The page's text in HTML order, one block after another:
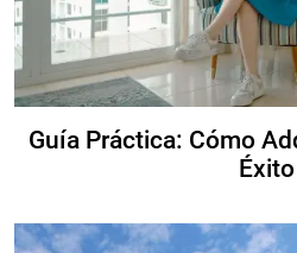
Guía Práctica: Cómo
Éxito